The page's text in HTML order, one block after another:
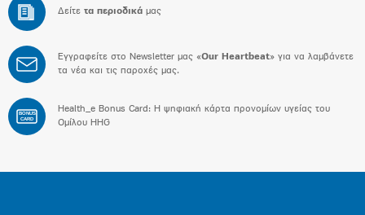
Δείτε τα περιοδικά μας
Εγγραφείτε στο Newsletter μας «Our Heartbeat» για να λαμβάνετε
τα νέα και τις παροχές μας.
BONUS
CARD
Health_e Bonus Card: H ψηφιακή κάρτα προνομίων υγείας του
Ομίλου HHG